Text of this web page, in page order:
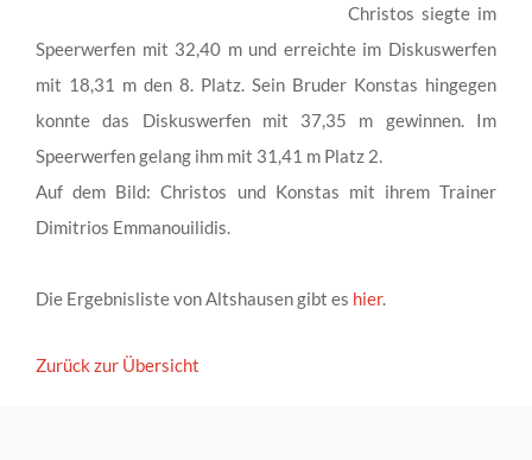
Christos siegte im
Speerwerfen mit 32,40 m und erreichte im Diskuswerfen
mit 18,31 m den 8. Platz. Sein Bruder Konstas hingegen
konnte das Diskuswerfen mit 37,35 m gewinnen. Im
Speerwerfen gelang ihm mit 31,41 m Platz 2.
Auf dem Bild: Christos und Konstas mit ihrem Trainer
Dimitrios Emmanouilidis.
Die Ergebnisliste von Altshausen gibt es hier.
Zurück zur Übersicht